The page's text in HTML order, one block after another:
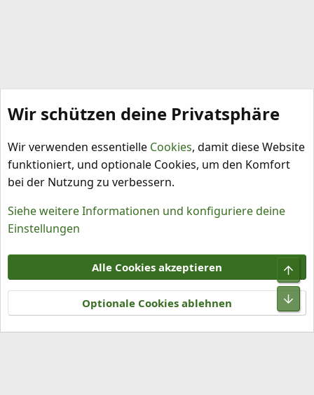
Sonstiges und Smalltalk
Nutzungsbedingungen
Datenschutz
Hilfe und Impressum
R
S
S
Community platform by XenForo® © 2010-2026 XenForo Ltd.
Wir schützen deine Privatsphäre
Wir verwenden essentielle Cookies, damit diese Website
funktioniert, und optionale Cookies, um den Komfort
bei der Nutzung zu verbessern.
Siehe weitere Informationen und konfiguriere deine
Einstellungen
Alle Cookies akzeptieren
Optionale Cookies ablehnen